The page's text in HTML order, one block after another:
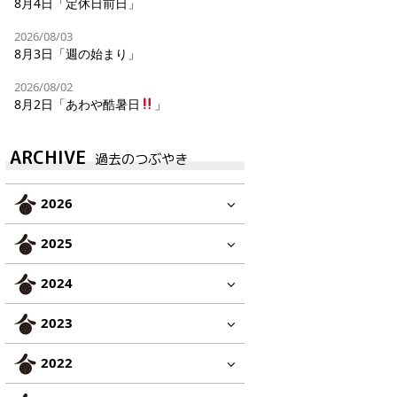
2026/08/03
8月3日「週の始まり」
2026/08/02
8月2日「あわや酷暑日 」
ARCHIVE 過去のつぶやき
2026
2025
2024
2023
2022